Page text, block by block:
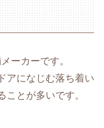
ーカーです。
アになじむ落ち着い
ことが多いです。